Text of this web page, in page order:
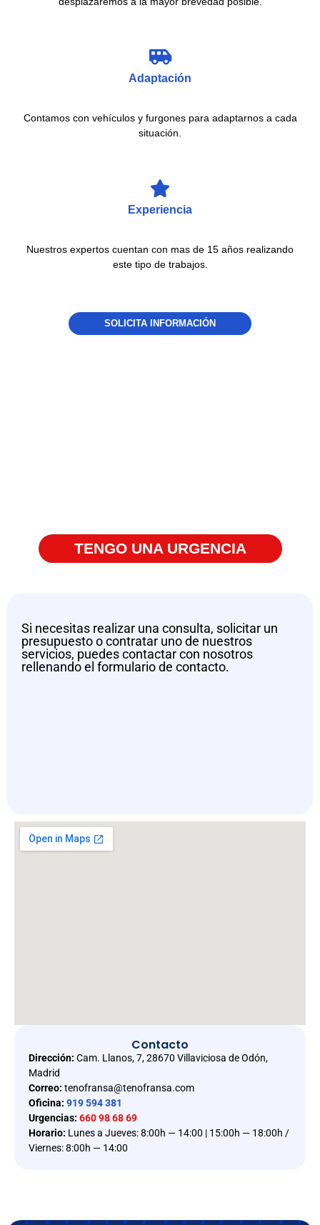
Adaptación
Contamos con vehículos y furgones para adaptarnos a cada
situación.
Experiencia
Nuestros expertos cuentan con mas de 15 años realizando
este tipo de trabajos.
SOLICITA INFORMACIÓN
TENGO UNA URGENCIA
Si necesitas realizar una consulta, solicitar un
presupuesto o contratar uno de nuestros
servicios, puedes contactar con nosotros
rellenando el formulario de contacto.
Contacto
Dirección: Cam. Llanos, 7, 28670 Villaviciosa de Odón,
Madrid
Correo: tenofransa@tenofransa.com
Oficina: 919 594 381
Urgencias: 660 98 68 69
Horario: Lunes a Jueves: 8:00h — 14:00 | 15:00h — 18:00h /
Viernes: 8:00h — 14:00